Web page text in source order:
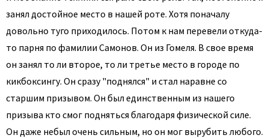
занял достойное место в нашей роте. Хотя поначалу
довольно туго приходилось. Потом к нам перевели откуда-
то парня по фамилии Самонов. Он из Гомеля. В свое время
он занял то ли второе, то ли третье место в городе по
кикбоксингу. Он сразу "поднялся" и стал наравне со
старшим призывом. Он был единственным из нашего
призыва кто смог подняться благодаря физической силе.
Он даже небыл очень сильным, но он мог вырубить любого.